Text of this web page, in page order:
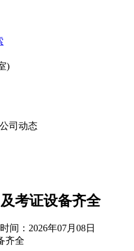
)
司动态
考证设备齐全
间：2026年07月08日
齐全